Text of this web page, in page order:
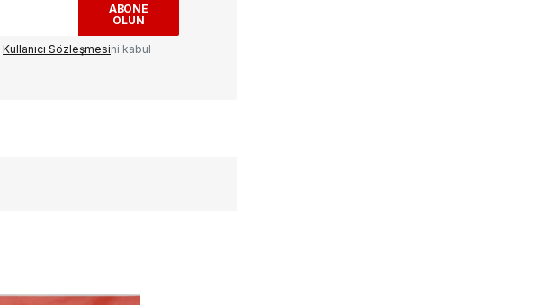
ABONE
OLUN
Kullanıcı Sözleşmesini kabul